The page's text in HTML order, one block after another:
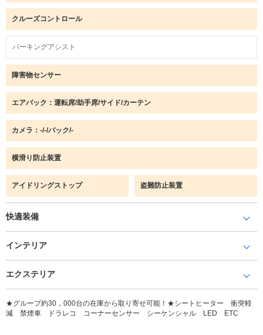
クルーズコントロール
パーキングアシスト
障害物センサー
エアバック：運転席/助手席/サイド/カーテン
カメラ：-/-/バック/-
横滑り防止装置
アイドリングストップ 盗難防止装置
快適装備
インテリア
エクステリア
★グループ約30，000台の在庫から取り寄せ可能！★シートヒーター 衝突軽
減 禁煙車 ドラレコ コーナーセンサー シーケンシャル LED ETC